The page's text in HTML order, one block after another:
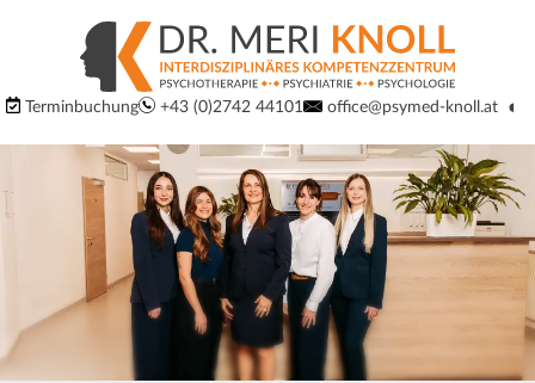
p
u
g
r
n
d
Logo
der
Website:
Interdisziplinäres
Kompetenzzentrum
für
Psychiatrie,
Psychotherapie
Terminbuchung +43 (0)2742 44101 office@psymed-knoll.at ◐